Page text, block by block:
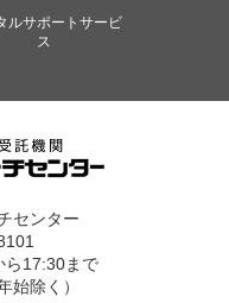
ルサポートサービ
ス
センター
ら17:30まで
始除く）